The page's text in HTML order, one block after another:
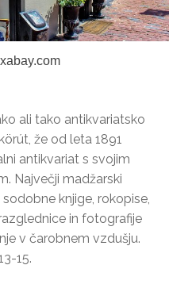
ali tako antikvariatsko
že od leta 1891
antikvariat s svojim
Največji madžarski
knjige, rokopise,
in fotografije
v čarobnem vzdušju.
15.